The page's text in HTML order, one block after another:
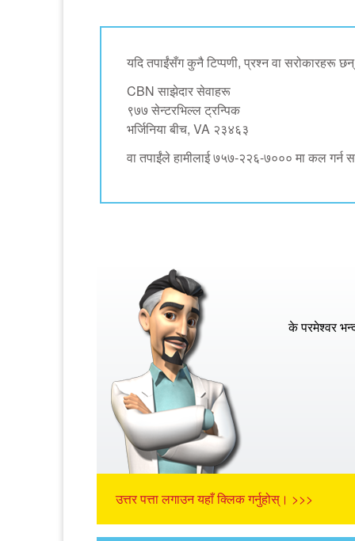
यदि तपाईंसँग कुनै टिप्पणी, प्रश्न वा सरोकारहरू
CBN साझेदार सेवाहरू
९७७ सेन्टरभिल्ल ट्रन्पिक
भर्जिनिया बीच, VA २३४६३
वा तपाईंले हामीलाई ७५७-२२६-७००० मा कल गर्न
के परमेश्वर
उत्तर पत्ता लगाउन यहाँ क्लिक गर्नुहोस्। >>>